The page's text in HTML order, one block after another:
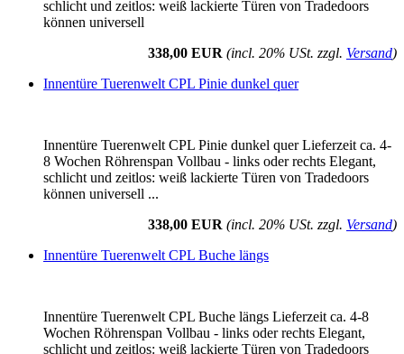
schlicht und zeitlos: weiß lackierte Türen von Tradedoors
können universell
338,00 EUR (incl. 20% USt. zzgl. Versand)
Innentüre Tuerenwelt CPL Pinie dunkel quer
Innentüre Tuerenwelt CPL Pinie dunkel quer Lieferzeit ca. 4-
8 Wochen Röhrenspan Vollbau - links oder rechts Elegant,
schlicht und zeitlos: weiß lackierte Türen von Tradedoors
können universell ...
338,00 EUR (incl. 20% USt. zzgl. Versand)
Innentüre Tuerenwelt CPL Buche längs
Innentüre Tuerenwelt CPL Buche längs Lieferzeit ca. 4-8
Wochen Röhrenspan Vollbau - links oder rechts Elegant,
schlicht und zeitlos: weiß lackierte Türen von Tradedoors